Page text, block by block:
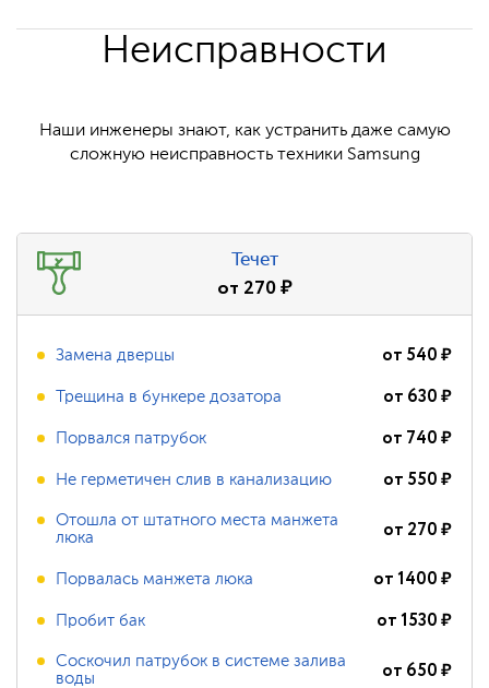
Неисправности
Наши инженеры знают, как устранить даже самую
сложную неисправность техники Samsung
Течет
от 270₽
Замена дверцы от 540₽
Трещина в бункере дозатора от 630₽
Порвался патрубок от 740₽
Не герметичен слив в канализацию от 550₽
Отошла от штатного места манжета
люка
от 270₽
Порвалась манжета люка от1400₽
Пробит бак от1530₽
Соскочил патрубок в системе залива
воды
от 650₽